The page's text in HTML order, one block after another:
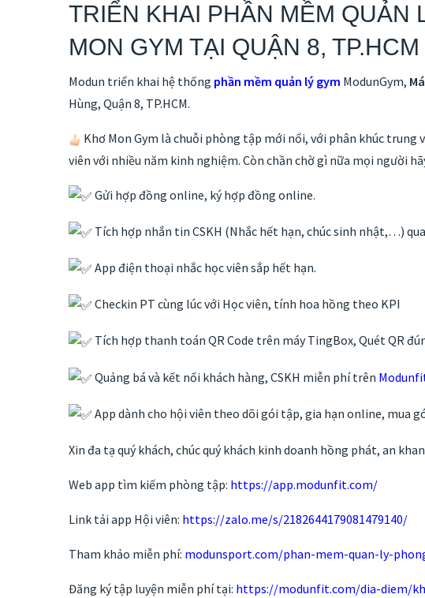
TRIỂN KHAI PHẦN MỀM QUẢN
MON GYM TẠI QUẬN 8, TP.HCM
Modun triển khai hệ thống phần mềm quản lý gym ModunGym,
Hùng, Quận 8, TP.HCM.
Khơ Mon Gym là chuỗi phòng tập mới nổi, với phân khúc
viên với nhiều năm kinh nghiệm. Còn chần chờ gì nữa mọi người
Gửi hợp đồng online, ký hợp đồng online.
Tích hợp nhắn tin CSKH (Nhắc hết hạn, chúc sinh nhật,…)
App điện thoại nhắc học viên sắp hết hạn.
Checkin PT cùng lúc với Học viên, tính hoa hồng theo KPI
Tích hợp thanh toán QR Code trên máy TingBox, Quét QR
Quảng bá và kết nối khách hàng, CSKH miễn phí trên
App dành cho hội viên theo dõi gói tập, gia hạn online, mua
Xin đa tạ quý khách, chúc quý khách kinh doanh hồng phát, an
Web app tìm kiếm phòng tập: https://app.modunfit.com/
Link tải app Hội viên: https://zalo.me/s/2182644179081479140/
Tham khảo miễn phí: modunsport.com/phan-mem-quan-ly-
Đăng ký tập luyện miễn phí tại: https://modunfit.com/dia-diem/